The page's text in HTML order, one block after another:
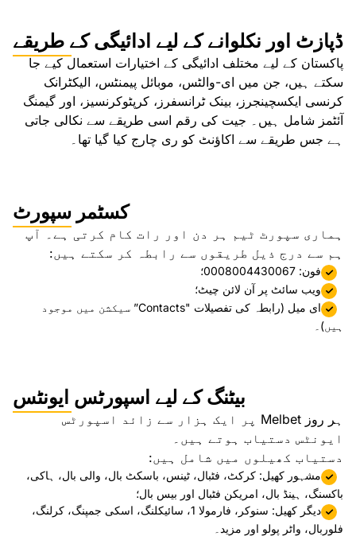
ڈپازٹ اور نکلوانے کے لیے ادائیگی کے طریقے
پاکستان کے لیے مختلف ادائیگی کے اختیارات استعمال کیے جا
سکتے ہیں، جن میں ای-والٹس، موبائل پیمنٹس، الیکٹرانک
کرنسی ایکسچینجرز، بینک ٹرانسفرز، کرپٹوکرنسیز، اور گیمنگ
آئٹمز شامل ہیں۔ جیت کی رقم اسی طریقے سے نکالی جاتی
ہے جس طریقے سے اکاؤنٹ کو ری چارج کیا گیا تھا۔
کسٹمر سپورٹ
ہماری سپورٹ ٹیم ہر دن اور رات کام کرتی ہے۔ آپ
ہم سے درج ذیل طریقوں سے رابطہ کر سکتے ہیں:
فون: 0008004430067؛
ویب سائٹ پر آن لائن چیٹ؛
ای میل (رابطہ کی تفصیلات "Contacts” سیکشن میں موجود
ہیں)۔
بیٹنگ کے لیے اسپورٹس ایونٹس
ہر روز Melbet پر ایک ہزار سے زائد اسپورٹس
ایونٹس دستیاب ہوتے ہیں۔
دستیاب کھیلوں میں شامل ہیں:
مشہور کھیل: کرکٹ، فٹبال، ٹینس، باسکٹ بال، والی بال، ہاکی،
باکسنگ، ہینڈ بال، امریکن فٹبال اور بیس بال؛
دیگر کھیل: سنوکر، فارمولا 1، سائیکلنگ، اسکی جمپنگ، کرلنگ،
فلوربال، واٹر پولو اور مزید۔